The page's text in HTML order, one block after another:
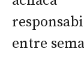
entre